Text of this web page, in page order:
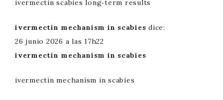
ivermectin scabies long‑term results
ivermectin mechanism in scabies dice:
26 junio 2026 a las 17h22
ivermectin mechanism in scabies
ivermectin mechanism in scabies